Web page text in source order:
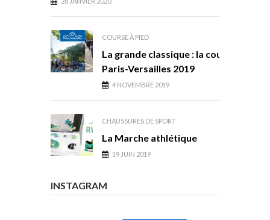
COURSE À PIED
La grande classique : la course
Paris-Versailles 2019
4 NOVEMBRE 2019
CHAUSSURES DE SPORT
La Marche athlétique
19 JUIN 2019
INSTAGRAM